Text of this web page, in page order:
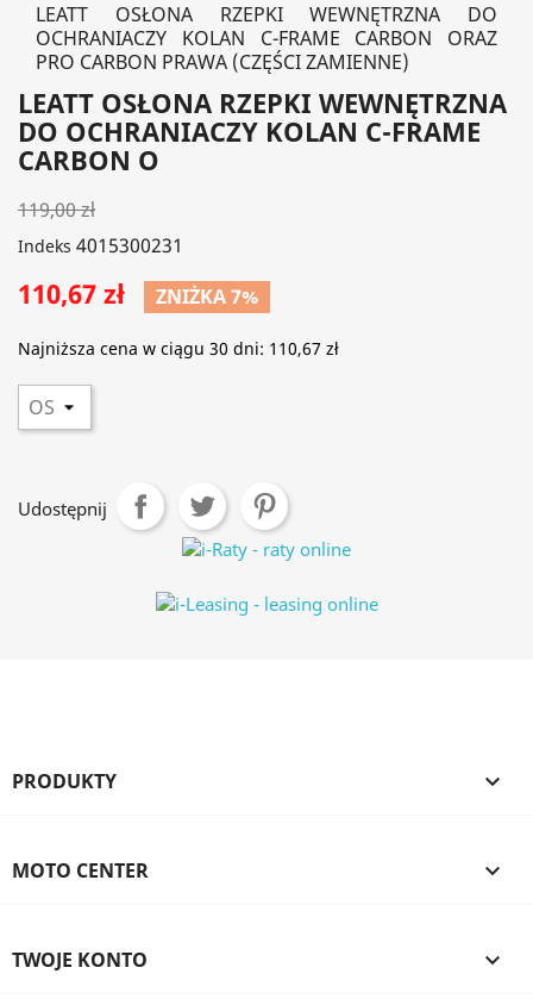
LEATT OSŁONA RZEPKI WEWNĘTRZNA DO
OCHRANIACZY KOLAN C-FRAME CARBON ORAZ
PRO CARBON PRAWA (CZĘŚCI ZAMIENNE)
LEATT OSŁONA RZEPKI WEWNĘTRZNA
DO OCHRANIACZY KOLAN C-FRAME
CARBON O
119,00 zł
Indeks 4015300231
110,67 zł ZNIŻKA 7%
Najniższa cena w ciągu 30 dni: 110,67 zł
Udostępnij
PRODUKTY 
MOTO CENTER 
TWOJE KONTO 